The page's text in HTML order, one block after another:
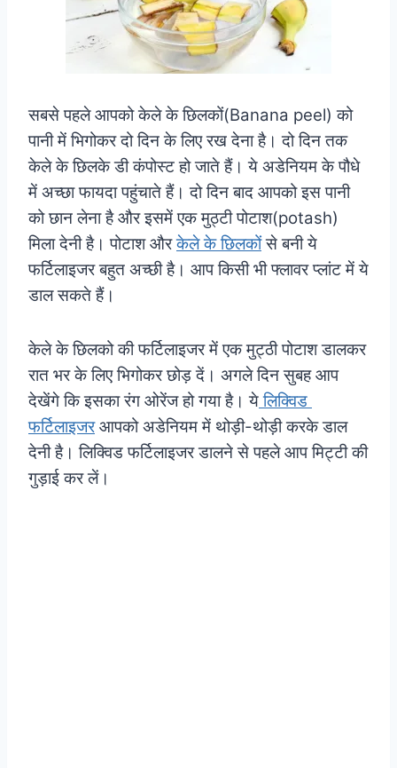
सबसे पहले आपको केले के छिलकों(Banana peel) को
पानी में भिगोकर दो दिन के लिए रख देना है। दो दिन तक
केले के छिलके डी कंपोस्ट हो जाते हैं। ये अडेनियम के पौधे
में अच्छा फायदा पहुंचाते हैं। दो दिन बाद आपको इस पानी
को छान लेना है और इसमें एक मुठ्टी पोटाश(potash)
मिला देनी है। पोटाश औरकेले के छिलकोंसे बनी ये
फर्टिलाइजर बहुत अच्छी है। आप किसी भी फ्लावर प्लांट में ये
डाल सकते हैं।
केले के छिलको की फर्टिलाइजर में एक मुट्ठी पोटाश डालकर
रात भर के लिए भिगोकर छोड़ दें। अगले दिन सुबह आप
देखेंगे कि इसका रंग ओरेंज हो गया है। येलिक्विड
फर्टिलाइजरआपको अडेनियम में थोड़ी-थोड़ी करके डाल
देनी है। लिक्विड फर्टिलाइजर डालने से पहले आप मिट्टी की
गुड़ाई कर लें।